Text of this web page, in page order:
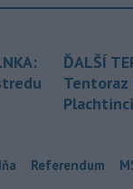
ĎALŠÍ
Tentoraz
Referendum